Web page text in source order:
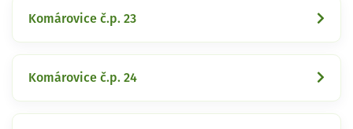
Komárovice č.p. 23
Komárovice č.p. 24